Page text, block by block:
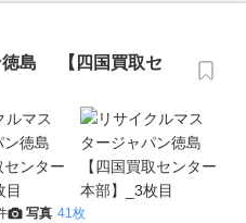
徳島 【四国買取セ
写真 41枚